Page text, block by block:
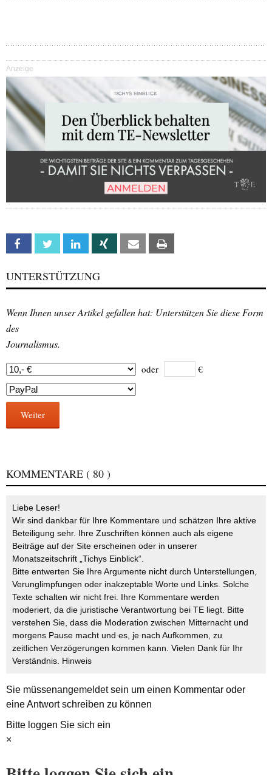
Anzeige
Facebook Twitter Linkedin Xing Email
UNTERSTÜTZUNG
Wenn Ihnen unser Artikel gefallen hat: Unterstützen Sie diese Form
des
Journalismus.
oder €
Weiter
KOMMENTARE ( 80 )
Liebe Leser!
Wir sind dankbar für Ihre Kommentare und schätzen Ihre aktive
Beteiligung sehr. Ihre Zuschriften können auch als eigene
Beiträge auf der Site erscheinen oder in unserer
Monatszeitschrift „Tichys Einblick“.
Bitte entwerten Sie Ihre Argumente nicht durch Unterstellungen,
Verunglimpfungen oder inakzeptable Worte und Links. Solche
Texte schalten wir nicht frei. Ihre Kommentare werden
moderiert, da die juristische Verantwortung bei TE liegt. Bitte
verstehen Sie, dass die Moderation zwischen Mitternacht und
morgens Pause macht und es, je nach Aufkommen, zu
zeitlichen Verzögerungen kommen kann. Vielen Dank für Ihr
Verständnis. Hinweis
Sie müssenangemeldetsein um einen Kommentar oder
eine Antwort schreiben zu können
Bitte loggen Sie sich ein
×